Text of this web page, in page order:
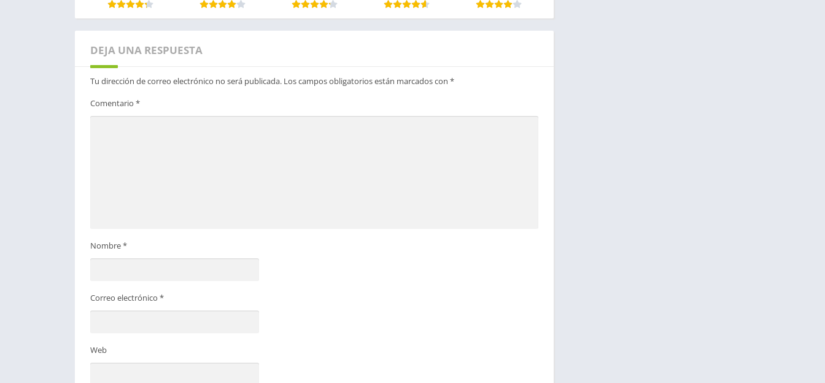
DEJA UNA RESPUESTA
Tu dirección de correo electrónico no será publicada. Los campos obligatorios están marcados con *
Comentario *
Nombre*
Correo electrónico *
Web